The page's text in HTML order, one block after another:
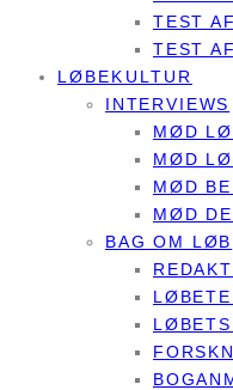
TEST
TEST
LØBEKULTUR
INTERVIEWS
MØD
MØD
MØD
MØD
BAG OM LØB